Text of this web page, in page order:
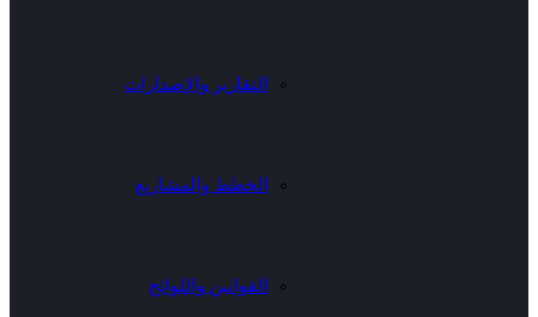
التقارير والإصدارات
الخطط والمشاريع
القوانين واللوائح